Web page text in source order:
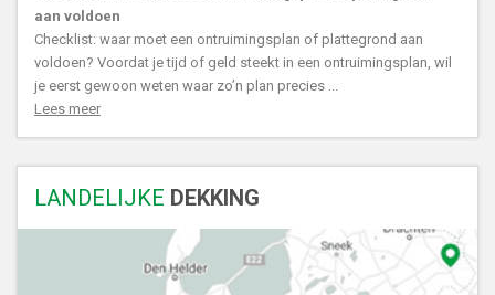
aan voldoen
Checklist: waar moet een ontruimingsplan of plattegrond aan
voldoen? Voordat je tijd of geld steekt in een ontruimingsplan, wil
je eerst gewoon weten waar zo’n plan precies ...
Lees meer
LANDELIJKE DEKKING